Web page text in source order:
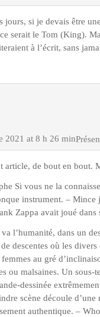
jours, si je devais être
serait le Tom (King).
à l’écrit, sans
2021 at 8 h 26 min
article, de bout en bout.
Si vous ne la
instrument. – Mince
Zappa avait joué dans
l’humanité, dans un
descentes où les
au gré
ou malsaines. Un sous-
dessinée
scène découle d’une
authentique. –